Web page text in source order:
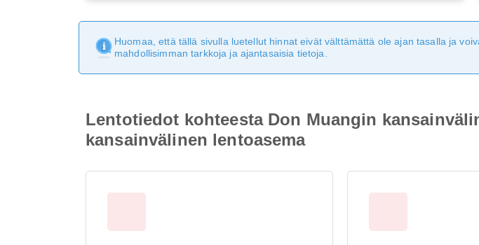
Huomaa, että tällä sivulla luetellut hinnat eivät välttämättä ole ajan tasalla ja
mahdollisimman tarkkoja ja ajantasaisia tietoja.
Lentotiedot kohteesta Don Muangin
kansainvälinen lentoasema